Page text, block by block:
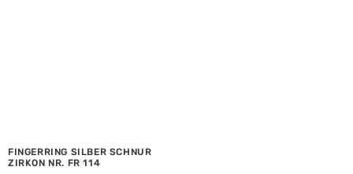
FINGERRING SILBER SCHNUR
ZIRKON NR. FR 114